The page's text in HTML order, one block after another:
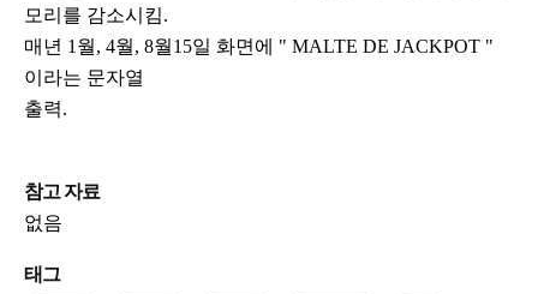
모리를 감소시킴.
매년 1월, 4월, 8월15일 화면에 " MALTE DE JACKPOT "
이라는 문자열
출력.
참고 자료
없음
태그